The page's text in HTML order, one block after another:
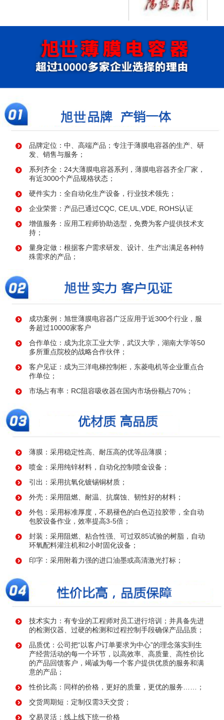
山西省阳泉市阳泉煤业集团
品牌定位：中、高端产品；专注于薄膜电容器的生产、研
发、销售与服务；
系列齐全：24大薄膜电容器系列，薄膜电容器齐全厂家，
有近3000个产品规格状态；
硬件实力：全自动化生产设备，行业技术领先；
企业荣誉：产品已通过CQC, CE,UL,VDE, ROHS认证
增值服务：应用工程师协助选型，免费为客户提供技术支
持；
量身定做：根据客户需求研发、设计、生产出满足各种特
殊需求的产品；
成功案例：旭世薄膜电容器广泛应用于近300个行业，服
务超过10000家客户
合作单位：成为北京工业大学，武汉大学，湖南大学等50
多所重点院校的战略合作伙伴；
客户见证：成为三洋电梯控制柜，东菱电机等企业重点合
作单位；
市场占有率：RC阻容吸收器在国内市场份额占70%；
薄膜：采用稳定性高、耐压高的优等品薄膜；
喷金：采用纯锌材料，自动化控制喷金设备；
引出：采用抗氧化镀锡铜材质；
外壳：采用阻燃、耐温、抗腐蚀、韧性好的材料；
外包：采用标准厚度，不易褪色的白色迈拉胶带，全自动
包胶设备作业，效率提高3-5倍；
封装：采用阻燃、粘合性强、可过双85试验的树脂，自动
环氧配料灌注机和2小时固化设备；
印字：采用附着力强的进口油墨或高清激光打标；
技术实力：有专业的工程师对员工进行培训；并具备先进
的检测仪器、过硬的检测和过程控制手段确保产品品质；
品质优：公司把“以客户订单要求为中心”的理念落实到生
产经营活动的每一个环节，以高效率、高质量、高性价比
的产品回馈客户，竭诚为每一个客户提供优质的服务和满
意的产品；
性价比高：同样的价格，更好的质量，更优的服务……；
交货周期短：定制仅需3天交货；
交易灵活：线上线下统一价格